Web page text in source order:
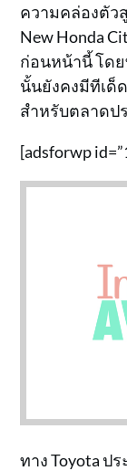
ความคล่องตัว
New Honda
ก่อนหน้านี้ โดย
นั้นยังคงมีทีเด็
สำหรับตลาดป
[adsforwp
ทาง Toyota ป